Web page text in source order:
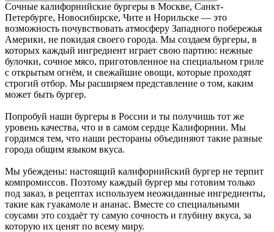
Сочные калифорнийские бургеры в Москве, Санкт-
Петербурге, Новосибирске, Чите и Норильске — это
возможность почувствовать атмосферу Западного побережья
Америки, не покидая своего города. Мы создаем бургеры, в
которых каждый ингредиент играет свою партию: нежные
булочки, сочное мясо, приготовленное на специальном гриле
с открытым огнём, и свежайшие овощи, которые проходят
строгий отбор. Мы расширяем представление о том, каким
может быть бургер.
Попробуй наши бургеры в России и ты получишь тот же
уровень качества, что и в самом сердце Калифорнии. Мы
гордимся тем, что наши рестораны объединяют такие разные
города общим языком вкуса.
Мы убеждены: настоящий калифорнийский бургер не терпит
компромиссов. Поэтому каждый бургер мы готовим только
под заказ, в рецептах используем неожиданные ингредиенты,
такие как гуакамоле и ананас. Вместе со специальными
соусами это создаёт ту самую сочность и глубину вкуса, за
которую их ценят по всему миру.